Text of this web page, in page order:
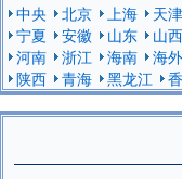
中央 北京 上海 天津
宁夏
安徽 山东 山西
河南
浙江 海南 海外
陕西
青海 黑龙江